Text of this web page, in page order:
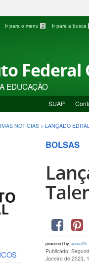
Ir para o menu 2 Ir para a busca
Federal
EDUCAÇÃO
SUAP
NOTÍCIAS > LANÇADO
BOLSAS
powered by social2s
Publicado:
Janeiro de 2023,